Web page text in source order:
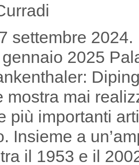
settembre 2024.
2025
mostra mai
più importanti
Insieme a
il 1953 e il